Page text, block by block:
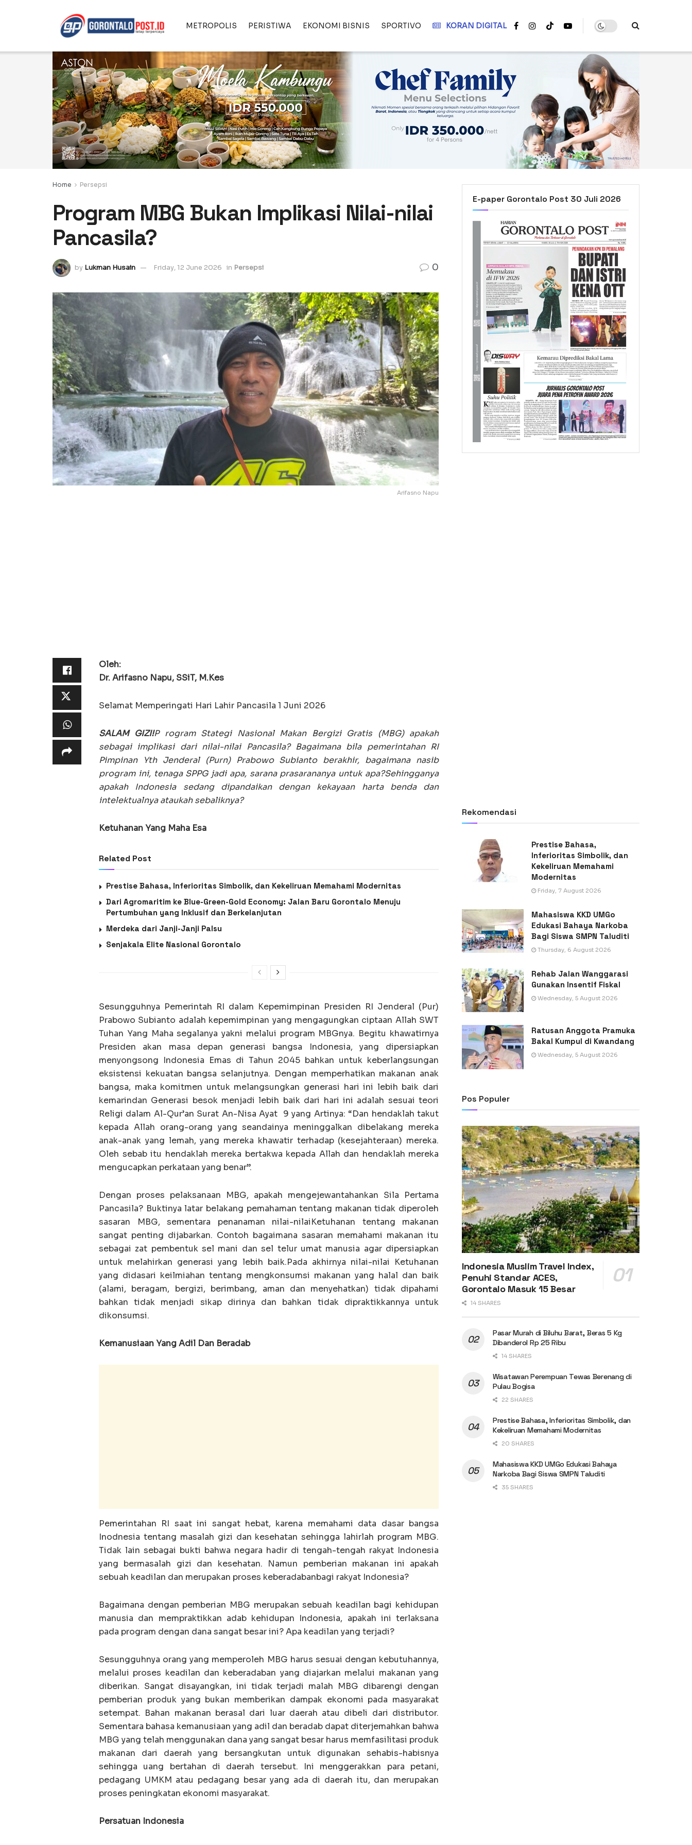
METROPOLIS PERISTIWA EKONOMI BISNIS SPORTIVO KORAN DIGITAL
Home Persepsi
Program MBG Bukan Implikasi Nilai-nilai
Pancasila?
by Lukman Husain Friday, 12 June 2026 in Persepsi 0
Arifasno Napu
Oleh:
Dr. Arifasno Napu, SSiT, M.Kes
Selamat Memperingati Hari Lahir Pancasila 1 Juni 2026
SALAM GIZI!P rogram Stategi Nasional Makan Bergizi Gratis (MBG) apakah
sebagai implikasi dari nilai-nilai Pancasila? Bagaimana bila pemerintahan RI
Pimpinan Yth Jenderal (Purn) Prabowo Subianto berakhir, bagaimana nasib
program ini, tenaga SPPG jadi apa, sarana prasarananya untuk apa?Sehingganya
apakah Indonesia sedang dipandaikan dengan kekayaan harta benda dan
intelektualnya ataukah sebaliknya?
Ketuhanan Yang Maha Esa
Related Post
Prestise Bahasa, Inferioritas Simbolik, dan Kekeliruan Memahami Modernitas
Dari Agromaritim ke Blue-Green-Gold Economy: Jalan Baru Gorontalo Menuju
Pertumbuhan yang Inklusif dan Berkelanjutan
Merdeka dari Janji-Janji Palsu
Senjakala Elite Nasional Gorontalo
Sesungguhnya Pemerintah RI dalam Kepemimpinan Presiden RI Jenderal (Pur)
Prabowo Subianto adalah kepemimpinan yang mengagungkan ciptaan Allah SWT
Tuhan Yang Maha segalanya yakni melalui program MBGnya. Begitu khawatirnya
Presiden akan masa depan generasi bangsa Indonesia, yang dipersiapkan
menyongsong Indonesia Emas di Tahun 2045 bahkan untuk keberlangsungan
eksistensi kekuatan bangsa selanjutnya. Dengan memperhatikan makanan anak
bangsa, maka komitmen untuk melangsungkan generasi hari ini lebih baik dari
kemarindan Generasi besok menjadi lebih baik dari hari ini adalah sesuai teori
Religi dalam Al-Qur’an Surat An-Nisa Ayat 9 yang Artinya: “Dan hendaklah takut
kepada Allah orang-orang yang seandainya meninggalkan dibelakang mereka
anak-anak yang lemah, yang mereka khawatir terhadap (kesejahteraan) mereka.
Oleh sebab itu hendaklah mereka bertakwa kepada Allah dan hendaklah mereka
mengucapkan perkataan yang benar”.
Dengan proses pelaksanaan MBG, apakah mengejewantahankan Sila Pertama
Pancasila? Buktinya latar belakang pemahaman tentang makanan tidak diperoleh
sasaran MBG, sementara penanaman nilai-nilaiKetuhanan tentang makanan
sangat penting dijabarkan. Contoh bagaimana sasaran memahami makanan itu
sebagai zat pembentuk sel mani dan sel telur umat manusia agar dipersiapkan
untuk melahirkan generasi yang lebih baik.Pada akhirnya nilai-nilai Ketuhanan
yang didasari keilmiahan tentang mengkonsumsi makanan yang halal dan baik
(alami, beragam, bergizi, berimbang, aman dan menyehatkan) tidak dipahami
bahkan tidak menjadi sikap dirinya dan bahkan tidak dipraktikkannya untuk
dikonsumsi.
Kemanusiaan Yang Adil Dan Beradab
Pemerintahan RI saat ini sangat hebat, karena memahami data dasar bangsa
Inodnesia tentang masalah gizi dan kesehatan sehingga lahirlah program MBG.
Tidak lain sebagai bukti bahwa negara hadir di tengah-tengah rakyat Indonesia
yang bermasalah gizi dan kesehatan. Namun pemberian makanan ini apakah
sebuah keadilan dan merupakan proses keberadabanbagi rakyat Indonesia?
Bagaimana dengan pemberian MBG merupakan sebuah keadilan bagi kehidupan
manusia dan mempraktikkan adab kehidupan Indonesia, apakah ini terlaksana
pada program dengan dana sangat besar ini? Apa keadilan yang terjadi?
Sesungguhnya orang yang memperoleh MBG harus sesuai dengan kebutuhannya,
melalui proses keadilan dan keberadaban yang diajarkan melalui makanan yang
diberikan. Sangat disayangkan, ini tidak terjadi malah MBG dibarengi dengan
pemberian produk yang bukan memberikan dampak ekonomi pada masyarakat
setempat. Bahan makanan berasal dari luar daerah atau dibeli dari distributor.
Sementara bahasa kemanusiaan yang adil dan beradab dapat diterjemahkan bahwa
MBG yang telah menggunakan dana yang sangat besar harus memfasilitasi produk
makanan dari daerah yang bersangkutan untuk digunakan sehabis-habisnya
sehingga uang bertahan di daerah tersebut. Ini menggerakkan para petani,
pedagang UMKM atau pedagang besar yang ada di daerah itu, dan merupakan
proses peningkatan ekonomi masyarakat.
Persatuan Indonesia
E-paper Gorontalo Post 30 Juli 2026
Rekomendasi
Prestise Bahasa,
Inferioritas Simbolik, dan
Kekeliruan Memahami
Modernitas
Friday, 7 August 2026
Mahasiswa KKD UMGo
Edukasi Bahaya Narkoba
Bagi Siswa SMPN Taluditi
Thursday, 6 August 2026
Rehab Jalan Wanggarasi
Gunakan Insentif Fiskal
Wednesday, 5 August 2026
Ratusan Anggota Pramuka
Bakal Kumpul di Kwandang
Wednesday, 5 August 2026
Pos Populer
Indonesia Muslim Travel Index,
Penuhi Standar ACES,
Gorontalo Masuk 15 Besar
14 SHARES
Pasar Murah di Biluhu Barat, Beras 5 Kg
Dibanderol Rp 25 Ribu
14 SHARES
Wisatawan Perempuan Tewas Berenang di
Pulau Bogisa
22 SHARES
Prestise Bahasa, Inferioritas Simbolik, dan
Kekeliruan Memahami Modernitas
20 SHARES
Mahasiswa KKD UMGo Edukasi Bahaya
Narkoba Bagi Siswa SMPN Taluditi
35 SHARES